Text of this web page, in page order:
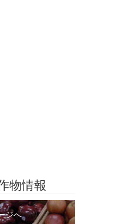
物情報
ジへ